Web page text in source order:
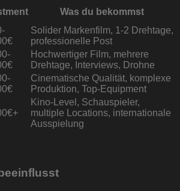
Was du bekommst
Solider Markenfilm, 1-2 Drehtage,
professionelle Post
Hochwertiger Film, mehrere
Drehtage, Interviews, Drohne
Cinematische Qualität, komplexe
Produktion, Top-Equipment
Kino-Level, Schauspieler,
multiple Locations, internationale
Ausspielung